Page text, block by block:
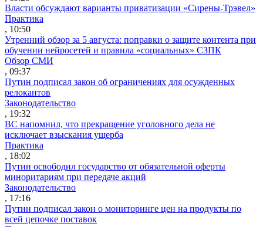
Власти обсуждают варианты приватизации «Сирены-Трэвел»
Практика
, 10:50
Утренний обзор за 5 августа: поправки о защите контента при
обучении нейросетей и правила «социальных» СЗПК
Обзор СМИ
, 09:37
Путин подписал закон об ограничениях для осужденных
релокантов
Законодательство
, 19:32
ВС напомнил, что прекращение уголовного дела не
исключает взыскания ущерба
Практика
, 18:02
Путин освободил государство от обязательной оферты
миноритариям при передаче акций
Законодательство
, 17:16
Путин подписал закон о мониторинге цен на продукты по
всей цепочке поставок